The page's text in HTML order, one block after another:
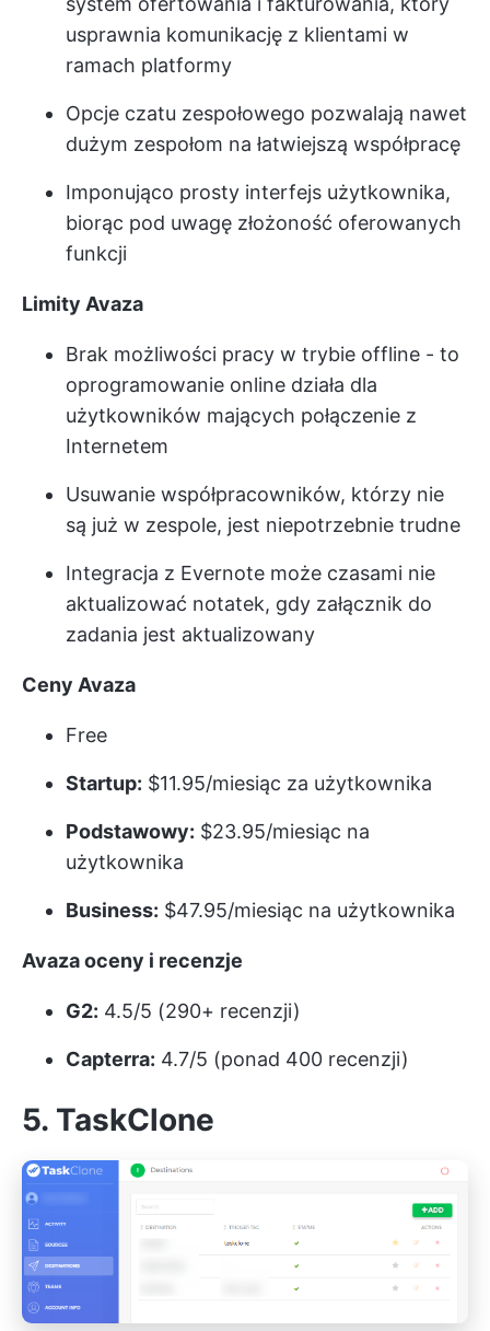
usprawnia komunikację z klientami w
ramach platformy
Opcje czatu zespołowego pozwalają nawet
dużym zespołom na łatwiejszą współpracę
Imponująco prosty interfejs użytkownika,
biorąc pod uwagę złożoność oferowanych
funkcji
Limity Avaza
Brak możliwości pracy w trybie offline - to
oprogramowanie online działa dla
użytkowników mających połączenie z
Internetem
Usuwanie współpracowników, którzy nie
są już w zespole, jest niepotrzebnie trudne
Integracja z Evernote może czasami nie
aktualizować notatek, gdy załącznik do
zadania jest aktualizowany
Ceny Avaza
Free
Startup: $11.95/miesiąc za użytkownika
Podstawowy: $23.95/miesiąc na
użytkownika
Business: $47.95/miesiąc na użytkownika
Avaza oceny i recenzje
G2: 4.5/5 (290+ recenzji)
Capterra: 4.7/5 (ponad 400 recenzji)
5. TaskClone